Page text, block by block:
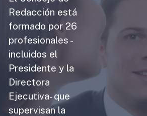
Redacción está
formado por 26
profesionales -
incluidos el
Presidente y la
Directora
Ejecutiva- que
supervisan la